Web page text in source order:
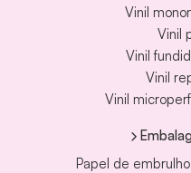
Vinil
Vinil
Vinil
Vinil
Vinil
Papel de